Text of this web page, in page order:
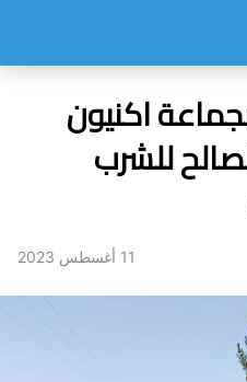
اكنيون
للشرب
11 أغسطس 2023